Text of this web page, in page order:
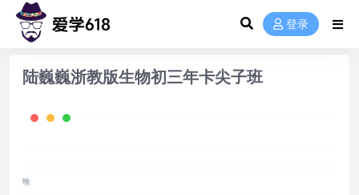
登录
陆巍巍浙教版生物初三年卡尖子班